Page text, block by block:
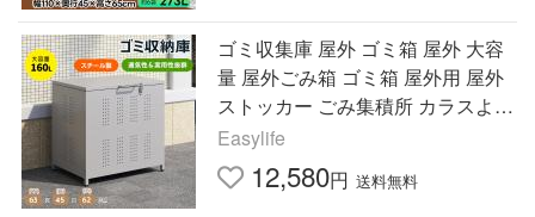
ゴミ収集庫 屋外 ゴミ箱 屋外 大容
量 屋外ごみ箱 ゴミ箱 屋外用 屋外
ストッカー ごみ集積所 カラスよけ
ダストボックス 収納ボックス 屋外
収納庫 頑丈
Easylife
12,580円 送料無料